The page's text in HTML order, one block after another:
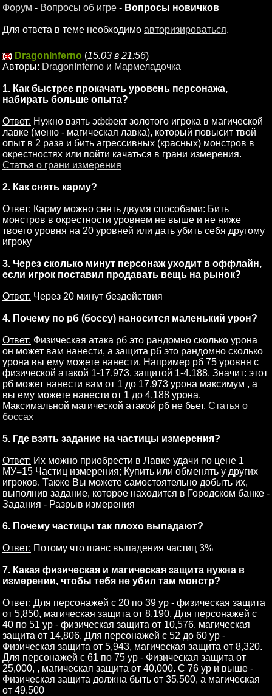
Форум - Вопросы об игре - Вопросы новичков
Для ответа в теме необходимо авторизироваться.
DragonInferno (15.03 в 21:56)
Авторы: DragonInferno и Мармеладочка
1. Как быстрее прокачать уровень персонажа,
набирать больше опыта?
Ответ: Нужно взять эффект золотого игрока в магической
лавке (меню - магическая лавка), который повысит твой
опыт в 2 раза и бить агрессивных (красных) монстров в
окрестностях или пойти качаться в грани измерения.
Статья о грани измерения
2. Как снять карму?
Ответ: Карму можно снять двумя способами: Бить
монстров в окрестности уровнем не выше и не ниже
твоего уровня на 20 уровней или дать убить себя другому
игроку
3. Через сколько минут персонаж уходит в оффлайн,
если игрок поставил продавать вещь на рынок?
Ответ: Через 20 минут бездействия
4. Почему по рб (боссу) наносится маленький урон?
Ответ: Физическая атака рб это рандомно сколько урона
он может вам нанести, а защита рб это рандомно сколько
урона вы ему можете нанести. Например рб 75 уровня с
физической атакой 1-17.973, защитой 1-4.188. Значит: этот
рб может нанести вам от 1 до 17.973 урона максимум , а
вы ему можете нанести от 1 до 4.188 урона.
Максимальной магической атакой рб не бьет. Статья о
боссах
5. Где взять задание на частицы измерения?
Ответ: Их можно приобрести в Лавке удачи по цене 1
МУ=15 Частиц измерения; Купить или обменять у других
игроков. Также Вы можете самостоятельно добыть их,
выполнив задание, которое находится в Городском банке -
Задания - Разрыв измерения
6. Почему частицы так плохо выпадают?
Ответ: Потому что шанс выпадения частиц 3%
7. Какая физическая и магическая защита нужна в
измерении, чтобы тебя не убил там монстр?
Ответ: Для персонажей с 20 по 39 ур - физическая защита
от 5,850, магическая защита от 8,190. Для персонажей с
40 по 51 ур - физическая защита от 10,576, магическая
защита от 14,806. Для персонажей с 52 до 60 ур -
Физическая защита от 5,943, магическая защита от 8,320.
Для персонажей с 61 по 75 ур - Физическая защита от
25,000, , магическая защита от 40,000. С 76 ур и выше -
Физическая защита должна быть от 35.500, а магическая
от 49.500